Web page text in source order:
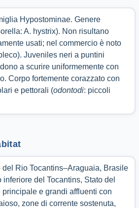
Hypostominae. Genere
A. hystrix). Non risultano
usati; nel commercio è noto
Juveniles neri a puntini
a scurire uniformemente con
Corpo fortemente corazzato con
e pettorali (odontodi: piccoli
del Rio Tocantins–Araguaia, Brasile
del Tocantins, Stato del
principale e grandi affluenti con
zone di corrente sostenuta,